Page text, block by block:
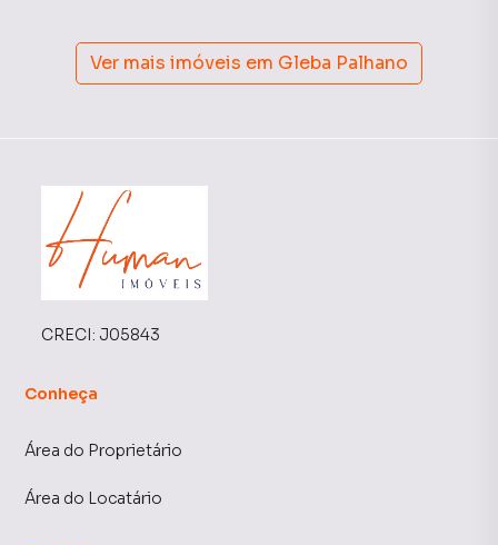
Ver mais imóveis em Gleba Palhano
CRECI: J05843
Conheça
Área do Proprietário
Área do Locatário